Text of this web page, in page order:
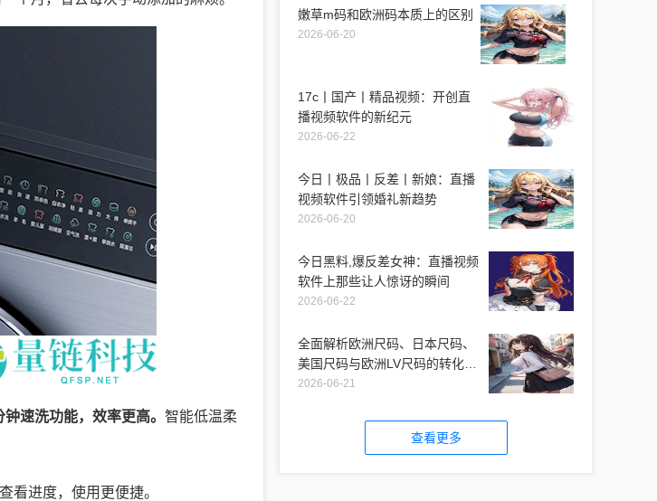
速洗功能，效率更高。 智能低温柔
看进度，使用更便捷。
嫩草m码和欧洲码本质上的区别
2026-06-20
17c丨国产丨精品视频：开创直
播视频软件的新纪元
2026-06-22
今日丨极品丨反差丨新娘：直播
视频软件引领婚礼新趋势
2026-06-20
今日黑料,爆反差女神：直播视频
软件上那些让人惊讶的瞬间
2026-06-22
全面解析欧洲尺码、日本尺码、
美国尺码与欧洲LV尺码的转化与
适用性
2026-06-21
查看更多